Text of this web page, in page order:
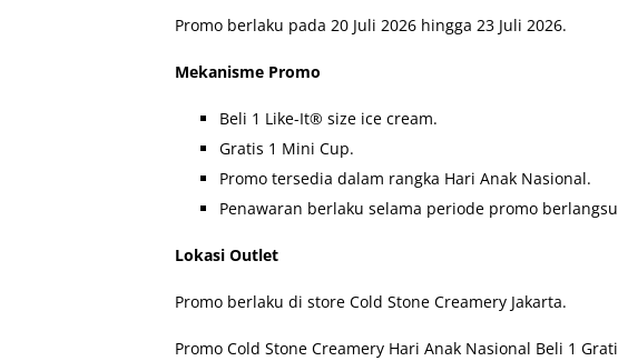
Promo berlaku pada 20 Juli 2026 hingga 23 Juli 2026.
Mekanisme Promo
Beli 1 Like-It® size ice cream.
Gratis 1 Mini Cup.
Promo tersedia dalam rangka Hari Anak Nasional.
Penawaran berlaku selama periode promo
Lokasi Outlet
Promo berlaku di store Cold Stone Creamery Jakarta.
Promo Cold Stone Creamery Hari Anak Nasional Beli 1